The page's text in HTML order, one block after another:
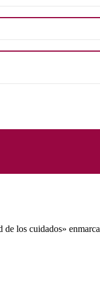
los cuidados»